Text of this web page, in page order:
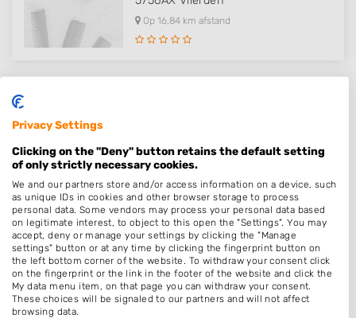
Op 16,84 km afstand
Plaatsen in de buurt
Venray
Heide
Veulen
Oostrum
Oirlo
Merselo
Castenray
Privacy Settings
Clicking on the "Deny" button retains the default setting
of only strictly necessary cookies.
We and our partners store and/or access information on a device, such
as unique IDs in cookies and other browser storage to process
personal data. Some vendors may process your personal data based
on legitimate interest, to object to this open the "Settings". You may
accept, deny or manage your settings by clicking the "Manage
settings" button or at any time by clicking the fingerprint button on
the left bottom corner of the website. To withdraw your consent click
on the fingerprint or the link in the footer of the website and click the
My data menu item, on that page you can withdraw your consent.
These choices will be signaled to our partners and will not affect
browsing data.